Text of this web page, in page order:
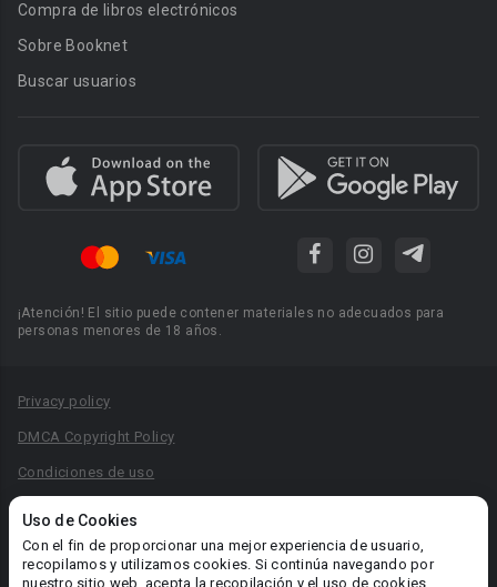
Uso de Cookies
Con el fin de proporcionar una mejor experiencia de usuario,
recopilamos y utilizamos cookies. Si continúa navegando por
nuestro sitio web, acepta la recopilación y el uso de cookies.
Compra de libros electrónicos
Sobre Booknet
Buscar usuarios
¡Atención! El sitio puede contener materiales no adecuados para
personas menores de 18 años.
Privacy policy
DMCA Copyright Policy
Condiciones de uso
Reglas para la publicación de libros
Área RR.PP.: pr@booknet.com